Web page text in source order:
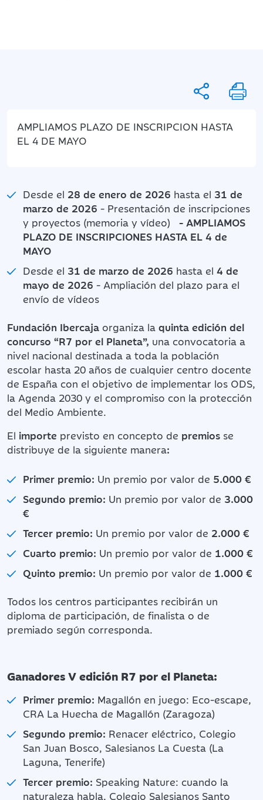
AMPLIAMOS PLAZO DE INSCRIPCION HASTA
EL 4 DE MAYO
Desde el 28 de enero de 2026 hasta el 31 de
marzo de 2026 - Presentación de inscripciones
y proyectos (memoria y vídeo) - AMPLIAMOS
PLAZO DE INSCRIPCIONES HASTA EL 4 de
MAYO
Desde el 31 de marzo de 2026 hasta el 4 de
mayo de 2026 - Ampliación del plazo para el
envío de vídeos
Fundación Ibercaja organiza la quinta edición del
concurso “R7 por el Planeta”, una convocatoria a
nivel nacional destinada a toda la población
escolar hasta 20 años de cualquier centro docente
de España con el objetivo de implementar los ODS,
la Agenda 2030 y el compromiso con la protección
del Medio Ambiente.
El importe previsto en concepto de premios se
distribuye de la siguiente manera:
Primer premio: Un premio por valor de 5.000 €
Segundo premio: Un premio por valor de 3.000
€
Tercer premio: Un premio por valor de 2.000 €
Cuarto premio: Un premio por valor de 1.000 €
Quinto premio: Un premio por valor de 1.000 €
Todos los centros participantes recibirán un
diploma de participación, de finalista o de
premiado según corresponda.
Ganadores V edición R7 por el Planeta:
Primer premio: Magallón en juego: Eco-escape,
CRA La Huecha de Magallón (Zaragoza)
Segundo premio: Renacer eléctrico, Colegio
San Juan Bosco, Salesianos La Cuesta (La
Laguna, Tenerife)
Tercer premio: Speaking Nature: cuando la
naturaleza habla, Colegio Salesianos Santo